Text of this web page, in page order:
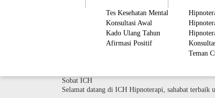
Tes Kesehatan Mental
Konsultasi Awal
Kado Ulang Tahun
Afirmasi Positif
Teman
Sobat ICH
Selamat datang di ICH Hipnoterapi, sahabat terbaik